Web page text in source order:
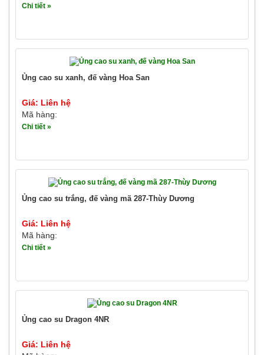
Chi tiết »
Ủng cao su xanh, đế vàng Hoa San
Giá: Liên hệ
Mã hàng:
Chi tiết »
Ủng cao su trắng, đế vàng mã 287-Thùy Dương
Giá: Liên hệ
Mã hàng:
Chi tiết »
Ủng cao su Dragon 4NR
Giá: Liên hệ